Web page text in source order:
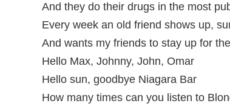
And they do their drugs in the most
Every week an old friend shows up,
And wants my friends to stay up for
Hello Max, Johnny, John, Omar
Hello sun, goodbye Niagara Bar
How many times can you listen to